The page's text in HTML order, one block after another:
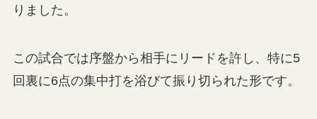
りました。
この試合では序盤から相手にリードを許し、特に5
回裏に6点の集中打を浴びて振り切られた形です。